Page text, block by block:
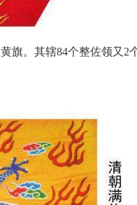
旗。其辖84个整佐领又2